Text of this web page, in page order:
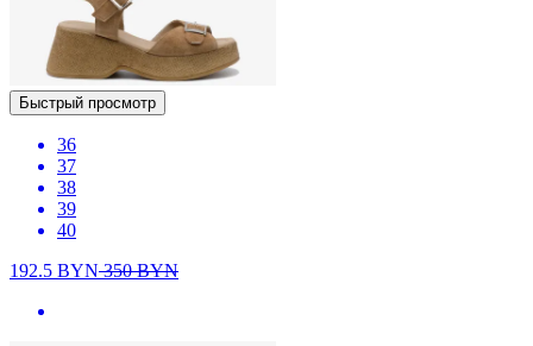
Быстрый просмотр
36
37
38
39
40
192.5 BYN350BYN